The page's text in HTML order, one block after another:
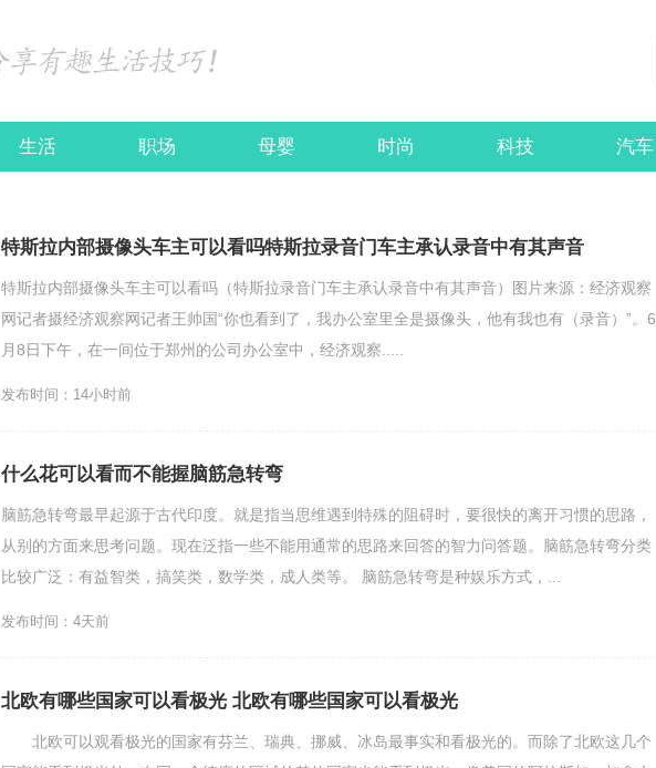
生活 职场 母婴 时尚 科技 汽车
特斯拉内部摄像头车主可以看吗特斯拉录音门车主承认录音中有其声音
特斯拉内部摄像头车主可以看吗（特斯拉录音门车主承认录音中有其声音）图片来源：经济观察
网记者摄经济观察网记者王帅国“你也看到了，我办公室里全是摄像头，他有我也有（录音）”。6
月8日下午，在一间位于郑州的公司办公室中，经济观察.....
发布时间：14小时前
什么花可以看而不能握脑筋急转弯
脑筋急转弯最早起源于古代印度。就是指当思维遇到特殊的阻碍时，要很快的离开习惯的思路，
从别的方面来思考问题。现在泛指一些不能用通常的思路来回答的智力问答题。脑筋急转弯分类
比较广泛：有益智类，搞笑类，数学类，成人类等。 脑筋急转弯是种娱乐方式，...
发布时间：4天前
北欧有哪些国家可以看极光 北欧有哪些国家可以看极光
北欧可以观看极光的国家有芬兰、瑞典、挪威、冰岛最事实和看极光的。而除了北欧这几个